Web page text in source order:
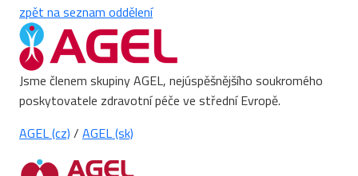
zpět na seznam oddělení
Jsme členem skupiny AGEL, nejúspěšnějšího soukromého
poskytovatele zdravotní péče ve střední Evropě.
AGEL (cz) / AGEL (sk)